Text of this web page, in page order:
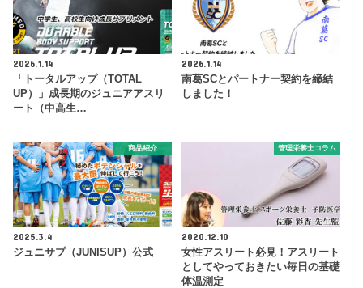
2026.1.14
「トータルアップ（TOTAL
UP）」成長期のジュニアアスリ
ート（中高生…
2026.1.14
南葛SCとパートナー契約を締結
しました！
商品紹介
2025.3.4
ジュニサプ（JUNISUP）公式
管理栄養士コラム
2020.12.10
女性アスリート必見！アスリート
としてやっておきたい毎日の基礎
体温測定